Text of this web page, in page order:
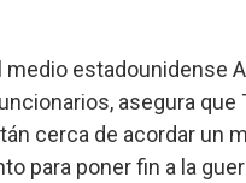
medio estadounidense
asegura que
cerca de acordar un
para poner fin a la